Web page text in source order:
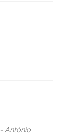
- António